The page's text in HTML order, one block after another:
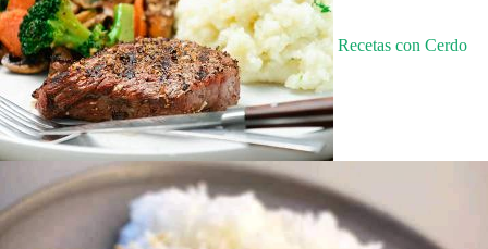
Recetas con Cerdo